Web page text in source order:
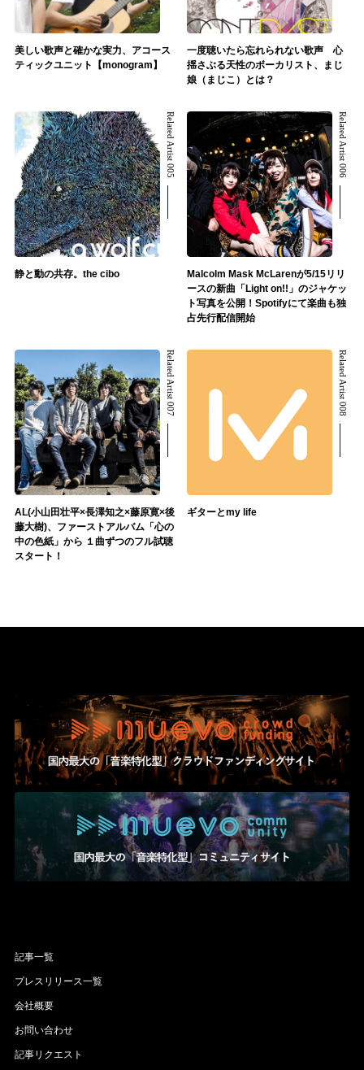
美しい歌声と確かな実力、アコース
ティックユニット【monogram】
一度聴いたら忘れられない歌声 心
揺さぶる天性のボーカリスト、まじ
娘（まじこ）とは？
Related Artist 005
静と動の共存。the cibo
Related Artist 006
Malcolm Mask McLarenが5/15リリ
ースの新曲「Light on!!」のジャケッ
ト写真を公開！Spotifyにて楽曲も独
占先行配信開始
Related Artist 007
AL(小山田壮平×長澤知之×藤原寛×後
藤大樹)、ファーストアルバム「心の
中の色紙」から １曲ずつのフル試聴
スタート！
Related Artist 008
ギターとmy life
記事一覧
プレスリリース一覧
会社概要
お問い合わせ
記事リクエスト